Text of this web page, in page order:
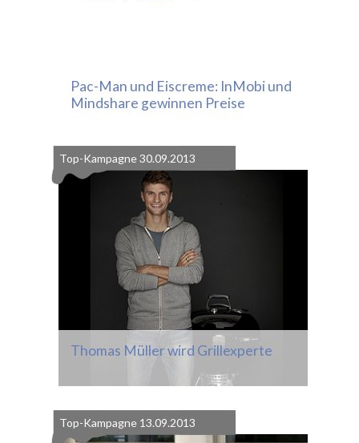
Pac-Man und Eiscreme: InMobi und
Mindshare gewinnen Preise
Top-Kampagne30.09.2013
Thomas Müller wird Grillexperte
Top-Kampagne 13.09.2013